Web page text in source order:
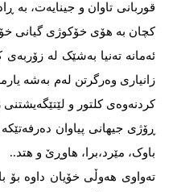
قوربانی تاوان و جینایەت، بە
کچان بە هۆی خۆکوژی گیانی
ئەمانە تەنیا بەشێک لە زۆربەی
زانیاری وەرگرتن لەم بەشە
کردنەوەی کلتور و لێتێگەیشتنی
ڕۆژی جیهانی پیاوان دەرفەتێکە
باوک، مێرد،برا، هاوڕێ و هتد..
تەواوی هەوڵی خۆیان داوە بۆ